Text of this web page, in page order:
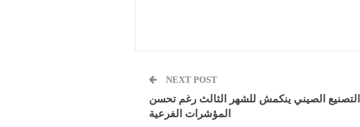
NEXT POST
التصنيع الصيني ينكمش للشهر الثالث رغم تحسن
المؤشرات الفرعية